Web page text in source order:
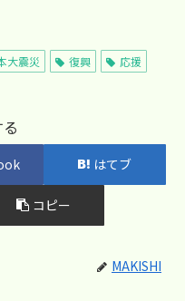
大震災 復興
応援
はてブ
コピー
MAKISHI